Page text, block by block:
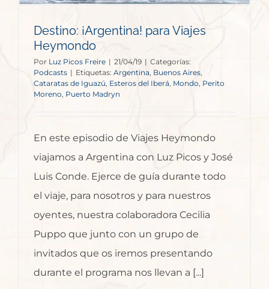
Destino: ¡Argentina! para Viajes
Heymondo
Por Luz Picos Freire | 21/04/19 | Categorías:
Podcasts | Etiquetas: Argentina, Buenos Aires
Cataratas de Iguazú, Esteros del Iberá Mondo, Perito
Moreno, Puerto Madryn
En este episodio de Viajes Heymondo
viajamos a Argentina con Luz Picos y José
Luis Conde. Ejerce de guía durante todo
el viaje, para nosotros y para nuestros
oyentes, nuestra colaboradora Cecilia
Puppo que junto con un grupo de
invitados que os iremos presentando
durante el programa nos llevan a [...]